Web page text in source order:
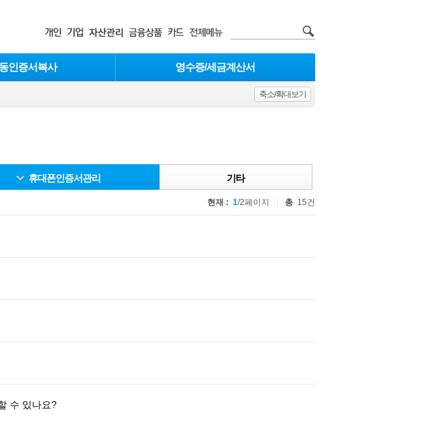
인증서복사 영수증/세금계산서
축소/확대보기
휴대폰인증서관리 기타
현재 : 1/2페이지 총 15건
수 있나요?